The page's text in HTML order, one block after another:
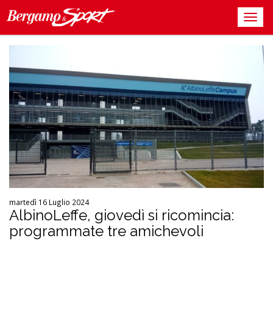
martedì 16 Luglio 2024
AlbinoLeffe, giovedì si ricomincia:
programmate tre amichevoli